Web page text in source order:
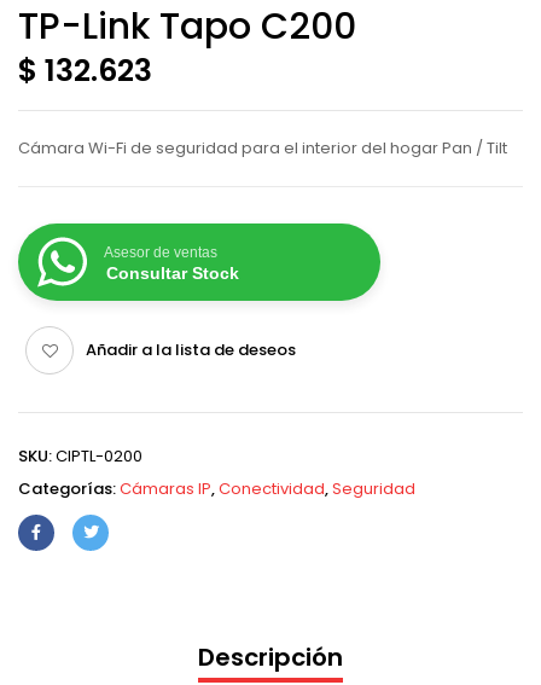
TP-Link Tapo C200
$ 132.623
Cámara Wi-Fi de seguridad para el interior del hogar Pan / Tilt
Asesor de ventas
Consultar Stock
Añadir a la lista de deseos
SKU:CIPTL-0200
Categorías:Cámaras IP,Conectividad,Seguridad
Descripción